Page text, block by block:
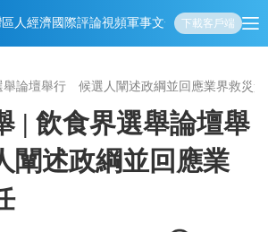
人經濟國際評論視頻軍事文化 娛樂生活教育體
下載客戶端
舉論壇舉行 候選人闡述政綱並回應業界救災
| 飲食界選舉論壇舉
述政綱並回應業